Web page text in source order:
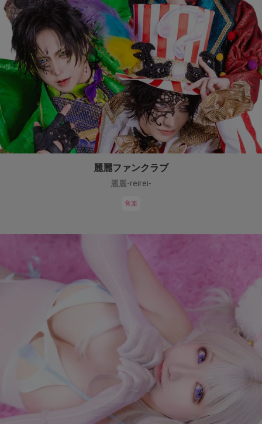
麗麗ファンクラブ
麗麗-reirei-
音楽